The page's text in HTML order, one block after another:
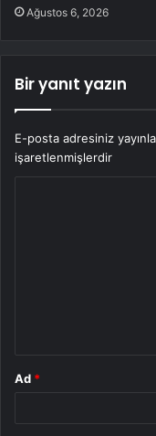
Ağustos 6, 2026
Bir yanıt yazın
E-posta adresiniz
işaretlenmişlerdir
Ad *